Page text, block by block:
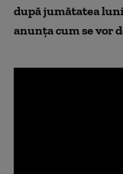
după jumătatea
anunța cum se vor